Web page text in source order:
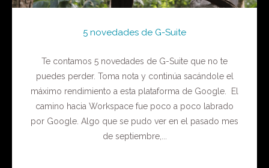
5 novedades de G-Suite
Te contamos 5 novedades de G-Suite que no te
puedes perder. Toma nota y continúa sacándole el
máximo rendimiento a esta plataforma de Google. El
camino hacia Workspace fue poco a poco labrado
por Google. Algo que se pudo ver en el pasado mes
de septiembre,...